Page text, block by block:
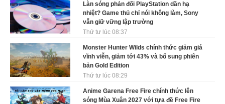
Làn sóng phản đối PlayStation dần hạ
nhiệt? Game thủ chỉ nói không làm, Sony
vẫn giữ vững lập trường
Thứ tư lúc 08:37
Monster Hunter Wilds chính thức giảm giá
vĩnh viễn, giảm tới 43% và bổ sung phiên
bản Gold Edition
Thứ tư lúc 08:29
Anime Garena Free Fire chính thức lên
sóng Mùa Xuân 2027 với tựa đề Free Fire